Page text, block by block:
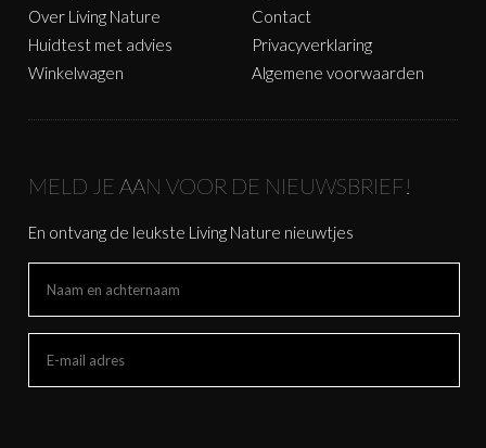
Over Living Nature
Huidtest met advies
Winkelwagen
Contact
Privacyverklaring
Algemene voorwaarden
MELD JE AAN VOOR DE NIEUWSBRIEF!
En ontvang de leukste Living Nature nieuwtjes